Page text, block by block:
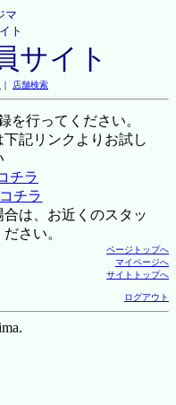
マ
ト
サイト
｜ 店舗検索
を行ってください。
記リンクよりお試し
チラ
チラ
は、お近くのスタッ
さい。
ページトップへ
マイページへ
サイトトップへ
ログアウト